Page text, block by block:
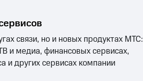
связи, но и новых продуктах МТС:
и медиа, финансовых сервисах,
и других сервисах компании